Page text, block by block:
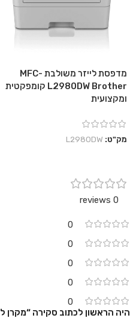
מדפסת לייזר משולבת MFC-
L2980DW Brother קומפקטית
ומקצועית
מק"ט: L2980DW
0 reviews
0
0
0
0
0